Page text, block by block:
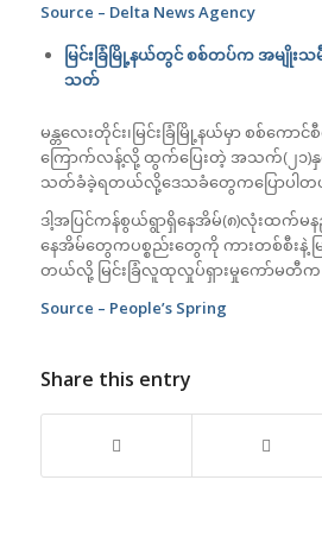
Source – Delta News Agency
မြင်းခြံမြို့နယ်တွင် စစ်တပ်က အမျိုးသ
သတ်
မန္တလေးတိုင်း၊မြင်းခြံမြို့နယ်မှာ စစ်ကောင်
ကြောက်လန့်လို့ ထွက်ပြေးတဲ့ အသက်(၂၁)နှ
သတ်ခံခဲ့ရတယ်လို့ဒေသခံတွေကပြောပါတ
ဒါ့အပြင်ကန်စွယ်ရွာရှိနေအိမ်(၈)လုံးထက်မန
နေအိမ်တွေကပစ္စည်းတွေကို ကားတစ်စီးနဲ့
တယ်လို့ မြင်းခြံလူထုလှုပ်ရှားမှုကော်မတီ
Source – People’s Spring
Share this entry